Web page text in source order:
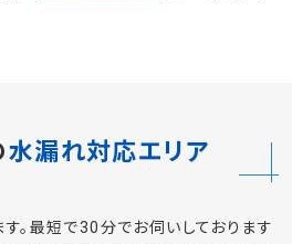
水漏れ対応エリア
。最短で30分でお伺いしております